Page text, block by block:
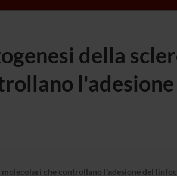
della
che controllano l'adesione del